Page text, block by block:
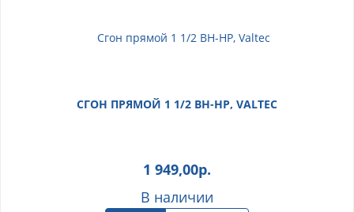
СГОН ПРЯМОЙ 1 1/2 ВН-НР, VALTEC
1 949,00р.
В наличии